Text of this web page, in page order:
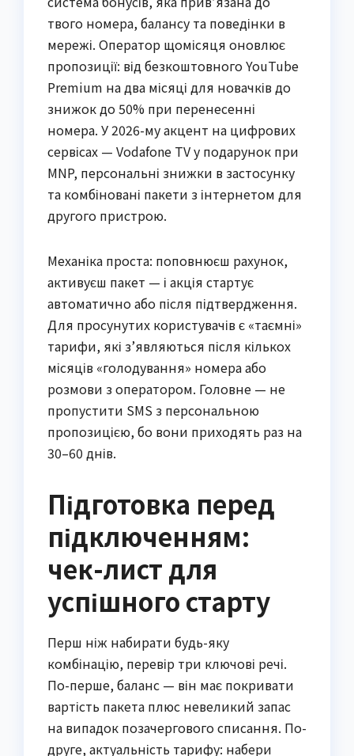
твого номера, балансу та поведінки в
мережі. Оператор щомісяця оновлює
пропозиції: від безкоштовного YouTube
Premium на два місяці для новачків до
знижок до 50% при перенесенні
номера. У 2026-му акцент на цифрових
сервісах — Vodafone TV у подарунок при
MNP, персональні знижки в застосунку
та комбіновані пакети з інтернетом для
другого пристрою.
Механіка проста: поповнюєш рахунок,
активуєш пакет — і акція стартує
автоматично або після підтвердження.
Для просунутих користувачів є «таємні»
тарифи, які з’являються після кількох
місяців «голодування» номера або
розмови з оператором. Головне — не
пропустити SMS з персональною
пропозицією, бо вони приходять раз на
30–60 днів.
Підготовка перед
підключенням:
чек-лист для
успішного старту
Перш ніж набирати будь-яку
комбінацію, перевір три ключові речі.
По-перше, баланс — він має покривати
вартість пакета плюс невеликий запас
на випадок позачергового списання. По-
друге, актуальність тарифу: набери